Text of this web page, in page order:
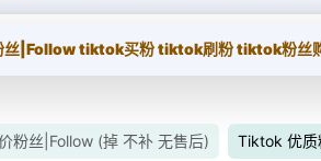
|Follow tiktok买粉 tiktok刷粉 tiktok粉丝
粉丝|Follow (掉 不补 无售后) Tiktok 优质